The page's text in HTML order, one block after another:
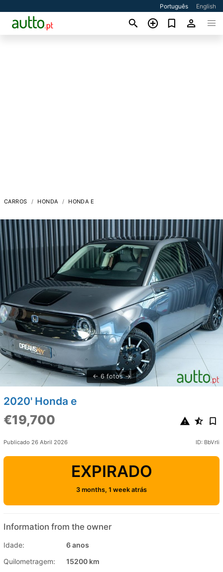
Português English
CARROS HONDA HONDA E
6 fotos
2020' Honda e
€19,700
Publicado 26 Abril 2026 ID: BbVrIi
EXPIRADO
3 months, 1 week atrás
Information from the owner
Idade:
6 anos
Quilometragem:
15200 km